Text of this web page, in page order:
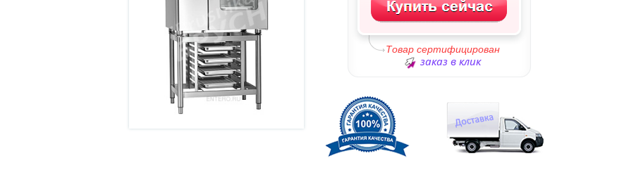
Товар сертифицирован
заказ в клик